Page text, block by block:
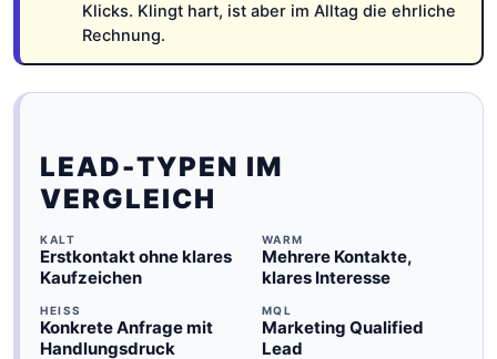
Klicks. Klingt hart, ist aber im Alltag die ehrliche
Rechnung.
LEAD-TYPEN IM
VERGLEICH
KALT
Erstkontakt ohne klares
Kaufzeichen
WARM
Mehrere Kontakte,
klares Interesse
HEISS
Konkrete Anfrage mit
Handlungsdruck
MQL
Marketing Qualified
Lead